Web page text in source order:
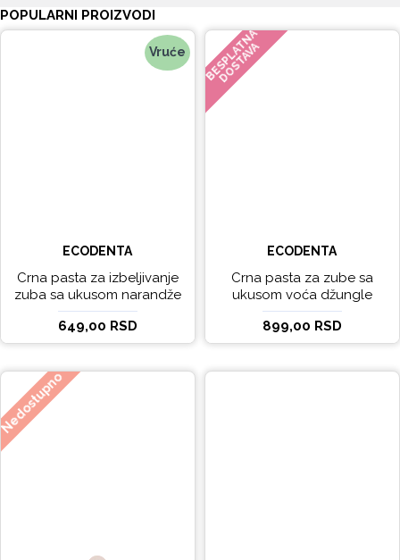
POPULARNI PROIZVODI
Vruće
ECODENTA
Crna pasta za izbeljivanje
zuba sa ukusom narandže
Ecodenta 100 ml
649,00 RSD
BESPLATNA
DOSTAVA
ECODENTA
Crna pasta za zube sa
ukusom voća džungle
Ecodenta 75 ml
899,00 RSD